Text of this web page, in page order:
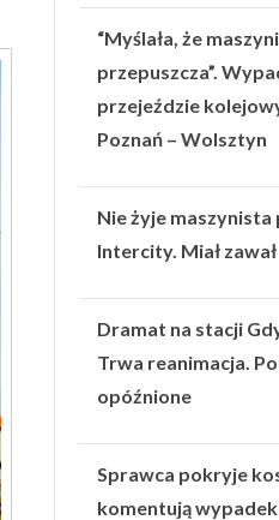
“Myślała, że
przepuszcza”.
przejeździe
Poznań – Wolsztyn
Nie żyje maszynista
Intercity. Miał zawał
Dramat na stacji
Trwa reanimacja.
opóźnione
Sprawca pokryje
komentują